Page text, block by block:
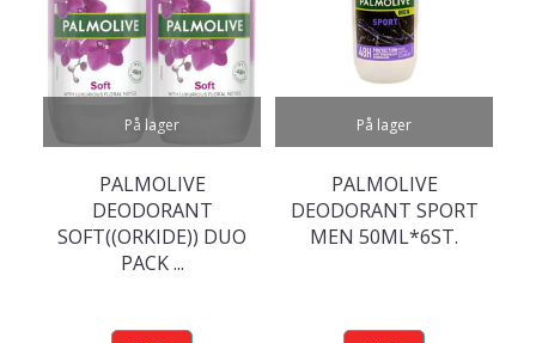
På lager
PALMOLIVE
DEODORANT
SOFT((ORKIDE)) DUO
PACK ...
På lager
PALMOLIVE
DEODORANT SPORT
MEN 50ML*6ST.